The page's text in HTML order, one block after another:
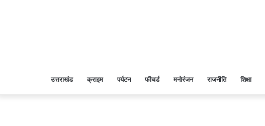
उत्तराखंड क्राइम पर्यटन फीचर्ड मनोरंजन राजनीति शिक्षा